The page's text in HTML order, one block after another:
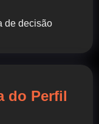
de decisão
do Perfil